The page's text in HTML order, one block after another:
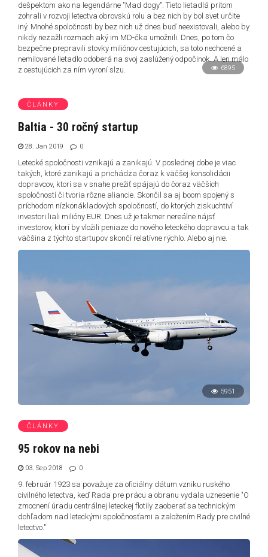
dešpektom ako na legendárne "Mad dogy". Tieto lietadlá pritom
zohrali v rozvoji letectva obrovskú rolu a bez nich by bol svet určite
iný. Mnohé spoločnosti by bez nich už dnes buď neexistovali, alebo by
nikdy nezažli rozmach aký im MD-čka umožnili. Dnes, po tom čo
bezpečne prepravili stovky miliónov cestujúcich, sa toto nechcené a
nemilované lietadlo odoberá na svoj zaslúžený odpočinok. A len málo
z cestujúcich za ním vyroní slzu.
6895
ČLÁNKY
Baltia - 30 ročný startup
28. Jan 2019 0
Letecké spoločnosti vznikajú a zanikajú. V poslednej dobe je viac
takých, ktoré zanikajú a prichádza čoraz k väčšej konsolidácii
dopravcov, ktorí sa v snahe prežiť spájajú do čoraz väčších
spoločností či tvoria rôzne aliancie. Skončil sa aj boom spojený s
príchodom nízkonákladových spoločností, do ktorých ziskuchtiví
investori liali milióny EUR. Dnes už je takmer nereálne nájsť
investorov, ktorí by vložili peniaze do nového leteckého dopravcu a tak
väčšina z týchto startupov skončí relatívne rýchlo. Alebo aj nie.
5951
ČLÁNKY
95 rokov na nebi
03. Sep 2018 0
9. február 1923 sa považuje za oficiálny dátum vzniku ruského
civilného letectva, keď Rada pre prácu a obranu vydala uznesenie "O
zmocnení úradu centrálnej leteckej flotily zaoberať sa technickým
dohľadom nad leteckými spoločnosťami a založením Rady pre civilné
letectvo."